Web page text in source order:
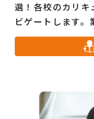
選！各校のカリ
ビゲートします
を考える社会人必